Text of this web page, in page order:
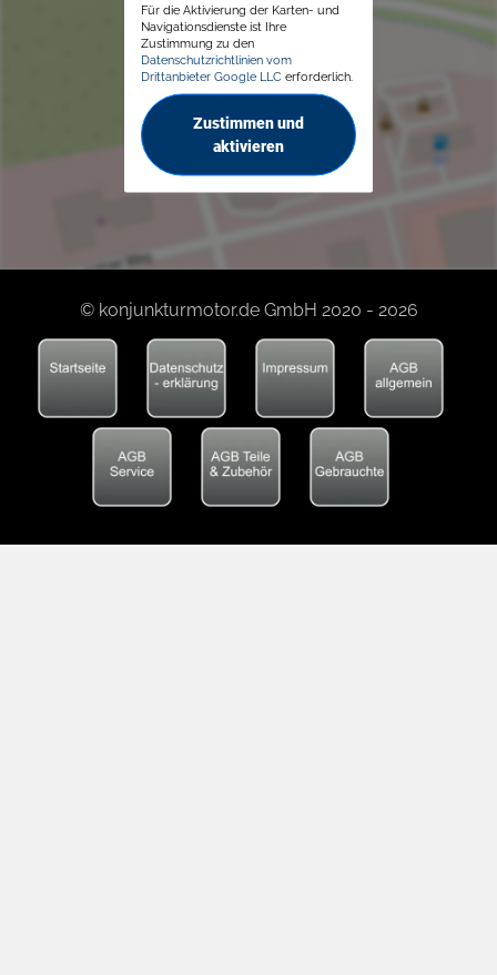
Für die Aktivierung der Karten- und
Navigationsdienste ist Ihre
Zustimmung zu den
Datenschutzrichtlinien vom
Drittanbieter Google LLC erforderlich.
Zustimmen und
aktivieren
© konjunkturmotor.de GmbH 2020 - 2026